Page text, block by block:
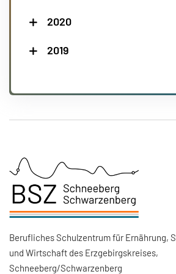
2020
2019
Berufliches Schulzentrum für Ernährung,
und Wirtschaft des Erzgebirgskreises,
Schneeberg/Schwarzenberg